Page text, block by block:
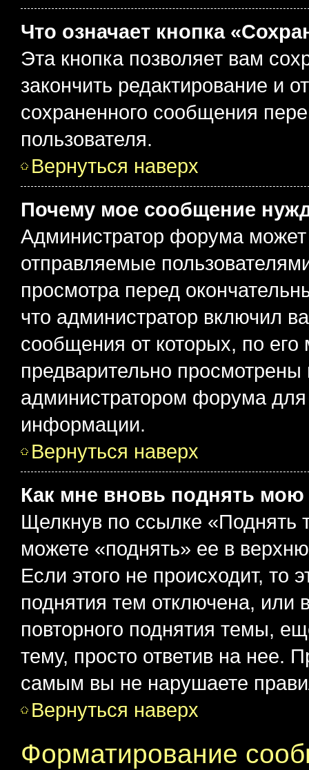
Что означает кнопка
Эта кнопка позволяет вам
закончить редактирование и
сохраненного сообщения
пользователя.
Вернуться наверх
Почему мое сообщение
Администратор форума
отправляемые
просмотра перед
что администратор включил
сообщения от которых, по
предварительно
администратором форума
информации.
Вернуться наверх
Как мне вновь поднять мою
Щелкнув по ссылке «Поднять
можете «поднять» ее в
Если этого не происходит, то
поднятия тем отключена, или
повторного поднятия темы,
тему, просто ответив на нее.
самым вы не нарушаете
Вернуться наверх
Форматирование